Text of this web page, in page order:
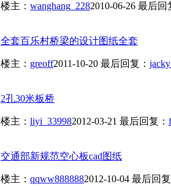
楼主： wanghang_2282010-06-26 最后回
全套百乐村桥梁的设计图纸全套
楼主： greoff2011-10-20 最后回复：
2孔30米板桥
楼主： liyi_339982012-03-21 最后回复：
交通部新规范空心板cad图纸
楼主： qqww8888882012-10-04 最后回